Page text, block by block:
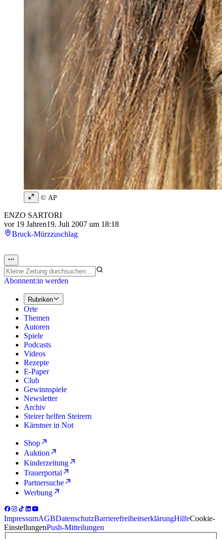
© AP
ENZO SARTORI
vor 19 Jahren19. Juli 2007 um 18:18
Bruck-Mürzzuschlag
Abonnent:in werden
Rubriken
Orte
Themen
Autoren
Spiele
Podcasts
Videos
Rezepte
E-Paper
Club
Gewinnspiele
Newsletter
Archiv
Steirer helfen Steirern
Kärntner in Not
Shop
Auktion
Kinderzeitung
Trauerportal
Partnersuche
Werbung
ImpressumAGBDatenschutzBarrierefreiheitserklärungHilfeCookie-
EinstellungenPush-Mitteilungen